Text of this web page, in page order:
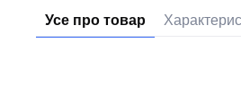
Усе про товар